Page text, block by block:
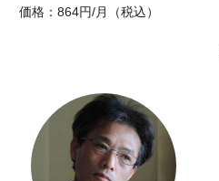
価格：864円/月（税込）